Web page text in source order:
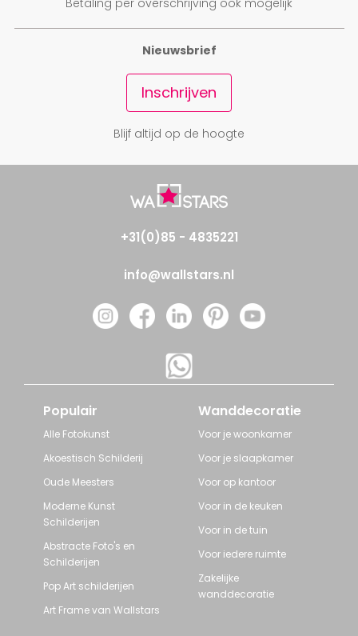
Nieuwsbrief
Inschrijven
Blijf altijd op de hoogte
+31(0)85 - 4835221
info@wallstars.nl
Populair
Alle Fotokunst
Akoestisch Schilderij
Oude Meesters
Moderne Kunst
Schilderijen
Abstracte Foto's en
Schilderijen
Pop Art schilderijen
Art Frame van Wallstars
Wanddecoratie
Voor je woonkamer
Voor je slaapkamer
Voor op kantoor
Voor in de keuken
Voor in de tuin
Voor iedere ruimte
Zakelijke
wanddecoratie